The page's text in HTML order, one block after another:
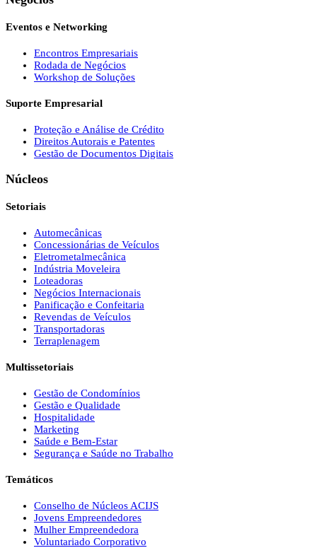
Eventos e Networking
Encontros Empresariais
Rodada de Negócios
Workshop de Soluções
Suporte Empresarial
Proteção e Análise de Crédito
Direitos Autorais e Patentes
Gestão de Documentos Digitais
Núcleos
Setoriais
Automecânicas
Concessionárias de Veículos
Eletrometalmecânica
Indústria Moveleira
Loteadoras
Negócios Internacionais
Panificação e Confeitaria
Revendas de Veículos
Transportadoras
Terraplenagem
Multissetoriais
Gestão de Condomínios
Gestão e Qualidade
Hospitalidade
Marketing
Saúde e Bem-Estar
Segurança e Saúde no Trabalho
Temáticos
Conselho de Núcleos ACIJS
Jovens Empreendedores
Mulher Empreendedora
Voluntariado Corporativo